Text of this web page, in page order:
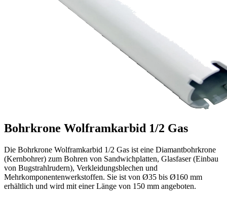
Bohrkrone Wolframkarbid 1/2 Gas
Die Bohrkrone Wolframkarbid 1/2 Gas ist eine Diamantbohrkrone
(Kernbohrer) zum Bohren von Sandwichplatten, Glasfaser (Einbau
von Bugstrahlrudern), Verkleidungsblechen und
Mehrkomponentenwerkstoffen. Sie ist von Ø35 bis Ø160 mm
erhältlich und wird mit einer Länge von 150 mm angeboten.